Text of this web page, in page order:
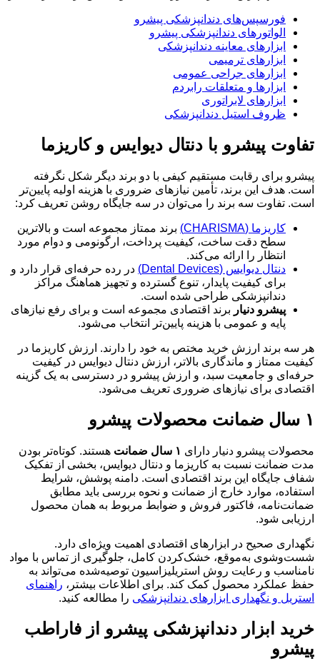
فورسپس‌های دندانپزشکی پیشرو
الواتورهای دندانپزشکی پیشرو
ابزارهای معاینه دندانپزشکی
ابزارهای ترمیمی
ابزارهای جراحی عمومی
ابزارها و متعلقات رابردم
ابزارهای لابراتوری
ظروف استیل دندانپزشکی
تفاوت پیشرو با دنتال دیوایس و کاریزما
پیشرو برای رقابت مستقیم کیفی با دو برند دیگر شکل نگرفته
است. هدف این برند، تأمین نیازهای ضروری با هزینه اولیه پایین‌تر
است. تفاوت سه برند را می‌توان در سه جایگاه روشن تعریف کرد:
کاریزما (CHARISMA)
برند ممتاز مجموعه است و بالاترین
سطح دقت ساخت، کیفیت پرداخت، ارگونومی و دوام مورد
انتظار را ارائه می‌کند.
دنتال دیوایس (Dental Devices)
در رده حرفه‌ای قرار دارد و
برای کیفیت پایدار، تنوع گسترده و تجهیز هماهنگ مراکز
دندانپزشکی طراحی شده است.
پیشرو دنیار برند اقتصادی مجموعه است و برای رفع نیازهای
پایه و عمومی با هزینه پایین‌تر انتخاب می‌شود.
هر سه برند ارزش خرید مختص به خود را دارند. ارزش کاریزما در
کیفیت ممتاز و ماندگاری بالاتر، ارزش دنتال دیوایس در کیفیت
حرفه‌ای و جامعیت سبد، و ارزش پیشرو در دسترسی به یک گزینه
اقتصادی برای نیازهای ضروری تعریف می‌شود.
۱ سال ضمانت محصولات پیشرو
محصولات پیشرو دنیار دارای ۱ سال ضمانت
هستند. کوتاه‌تر بودن
مدت ضمانت نسبت به کاریزما و دنتال دیوایس، بخشی از تفکیک
شفاف جایگاه این برند اقتصادی است. دامنه پوشش، شرایط
استفاده، موارد خارج از ضمانت و نحوه بررسی باید مطابق
ضمانت‌نامه، فاکتور فروش و ضوابط مربوط به همان محصول
ارزیابی شود.
نگهداری صحیح در ابزارهای اقتصادی اهمیت ویژه‌ای دارد.
شست‌وشوی به‌موقع، خشک‌کردن کامل، جلوگیری از تماس با مواد
نامناسب و رعایت روش استریلیزاسیون توصیه‌شده می‌تواند به
حفظ عملکرد محصول کمک کند. برای اطلاعات بیشتر، راهنمای
استریل و نگهداری ابزارهای دندانپزشکی را مطالعه کنید.
خرید ابزار دندانپزشکی پیشرو از فاراطب
پیشرو